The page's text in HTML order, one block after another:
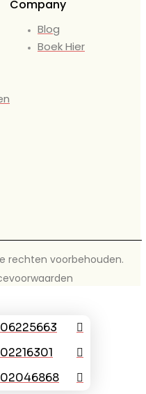
Company
Blog
Boek Hier
rechten voorbehouden.